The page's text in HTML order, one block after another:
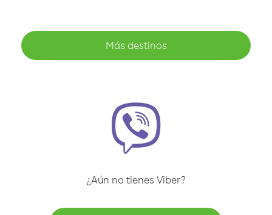
Más destinos
¿Aún no tienes Viber?